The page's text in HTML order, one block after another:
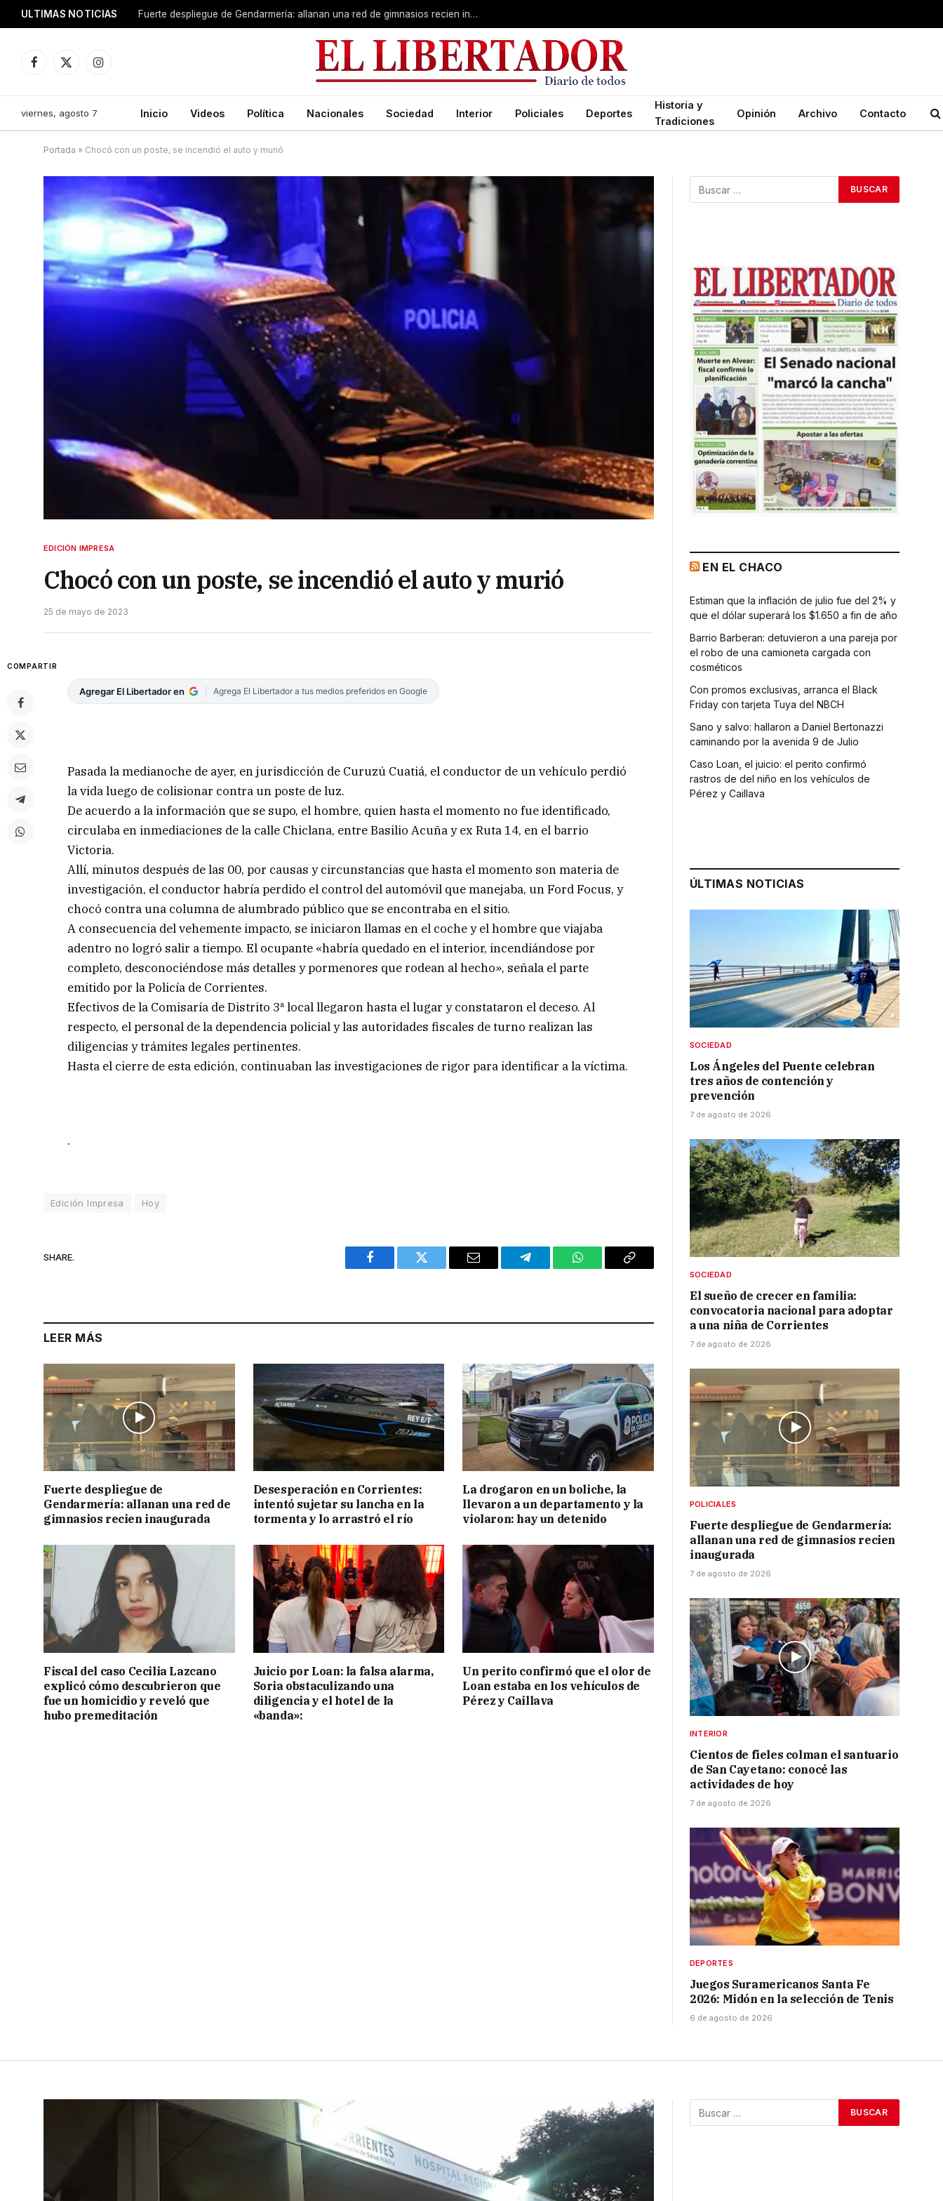
ULTIMAS NOTICIAS Fuerte despliegue de Gendarmería: allanan una red de gimnasios recien inaugurada
Facebook
X
Instagram
viernes, agosto 7 Inicio Videos Política Nacionales Sociedad Interior Policiales Deportes
Historia y
Tradiciones
Opinión Archivo Contacto
Portada » Chocó con un poste, se incendió el auto y murió
EDICIÓN IMPRESA
Chocó con un poste, se incendió el auto y murió
25 de mayo de 2023
COMPARTIR
Agregar El Libertador en Agrega El Libertador a tus medios preferidos en Google
Pasada la medianoche de ayer, en jurisdicción de Curuzú Cuatiá, el conductor de un vehículo perdió
la vida luego de colisionar contra un poste de luz.
De acuerdo a la información que se supo, el hombre, quien hasta el momento no fue identificado,
circulaba en inmediaciones de la calle Chiclana, entre Basilio Acuña y ex Ruta 14, en el barrio
Victoria.
Allí, minutos después de las 00, por causas y circunstancias que hasta el momento son materia de
investigación, el conductor habría perdido el control del automóvil que manejaba, un Ford Focus, y
chocó contra una columna de alumbrado público que se encontraba en el sitio.
A consecuencia del vehemente impacto, se iniciaron llamas en el coche y el hombre que viajaba
adentro no logró salir a tiempo. El ocupante «habría quedado en el interior, incendiándose por
completo, desconociéndose más detalles y pormenores que rodean al hecho», señala el parte
emitido por la Policía de Corrientes.
Efectivos de la Comisaría de Distrito 3ª local llegaron hasta el lugar y constataron el deceso. Al
respecto, el personal de la dependencia policial y las autoridades fiscales de turno realizan las
diligencias y trámites legales pertinentes.
Hasta el cierre de esta edición, continuaban las investigaciones de rigor para identificar a la víctima.
.
Edición Impresa Hoy
SHARE.
Facebook Twitter Email Telegram WhatsAppCopy
LEER MÁS
Fuerte despliegue de
Gendarmería: allanan una red de
gimnasios recien inaugurada
Desesperación en Corrientes:
intentó sujetar su lancha en la
tormenta y lo arrastró el río
La drogaron en un boliche, la
llevaron a un departamento y la
violaron: hay un detenido
Fiscal del caso Cecilia Lazcano
explicó cómo descubrieron que
fue un homicidio y reveló que
hubo premeditación
Juicio por Loan: la falsa alarma,
Soria obstaculizando una
diligencia y el hotel de la
«banda»:
Un perito confirmó que el olor de
Loan estaba en los vehículos de
Pérez y Caillava
EN EL CHACO
Estiman que la inflación de julio fue del 2% y
que el dólar superará los $1.650 a fin de año
Barrio Barberan: detuvieron a una pareja por
el robo de una camioneta cargada con
cosméticos
Con promos exclusivas, arranca el Black
Friday con tarjeta Tuya del NBCH
Sano y salvo: hallaron a Daniel Bertonazzi
caminando por la avenida 9 de Julio
Caso Loan, el juicio: el perito confirmó
rastros de del niño en los vehículos de
Pérez y Caillava
ÚLTIMAS NOTICIAS
SOCIEDAD
Los Ángeles del Puente celebran
tres años de contención y
prevención
7 de agosto de 2026
SOCIEDAD
El sueño de crecer en familia:
convocatoria nacional para adoptar
a una niña de Corrientes
7 de agosto de 2026
POLICIALES
Fuerte despliegue de Gendarmería:
allanan una red de gimnasios recien
inaugurada
7 de agosto de 2026
INTERIOR
Cientos de fieles colman el santuario
de San Cayetano: conocé las
actividades de hoy
7 de agosto de 2026
DEPORTES
Juegos Suramericanos Santa Fe
2026: Midón en la selección de Tenis
6 de agosto de 2026